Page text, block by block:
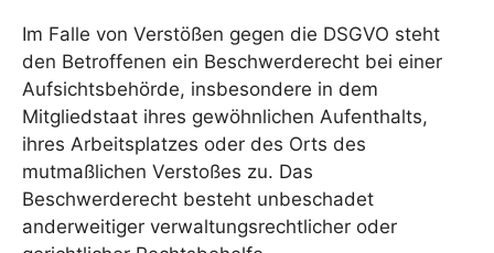
Im Falle von Verstößen gegen die DSGVO steht
den Betroffenen ein Beschwerderecht bei einer
Aufsichtsbehörde, insbesondere in dem
Mitgliedstaat ihres gewöhnlichen Aufenthalts,
ihres Arbeitsplatzes oder des Orts des
mutmaßlichen Verstoßes zu. Das
Beschwerderecht besteht unbeschadet
anderweitiger verwaltungsrechtlicher oder